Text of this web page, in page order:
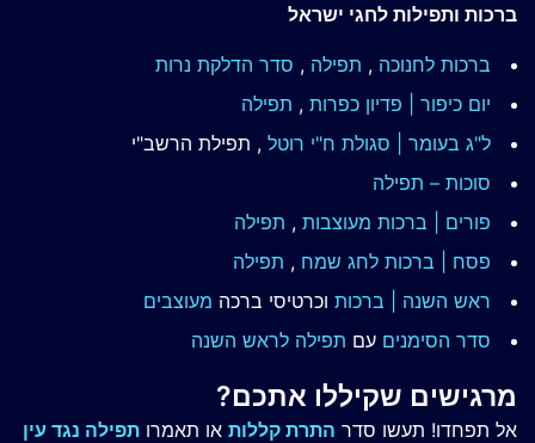
ברכות ותפילות לחגי ישראל
ברכות לחנוכה , תפילה , סדר הדלקת נרות
יום כיפור | פדיון כפרות , תפילה
ל"ג בעומר | סגולת ח"י רוטל , תפילת הרשב"י
סוכות – תפילה
פורים | ברכות מעוצבות , תפילה
פסח | ברכות לחג שמח , תפילה
ראש השנה | ברכות וכרטיסי ברכה מעוצבים
סדר הסימנים עם תפילה לראש השנה
מרגישים שקיללו אתכם?
אל תפחדו! תעשו סדר התרת קללות או תאמרו תפילה נגד עין